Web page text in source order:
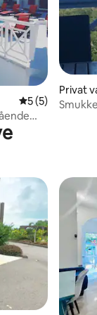
omtaler
5 ud af 5 i
5 (5)
Privat